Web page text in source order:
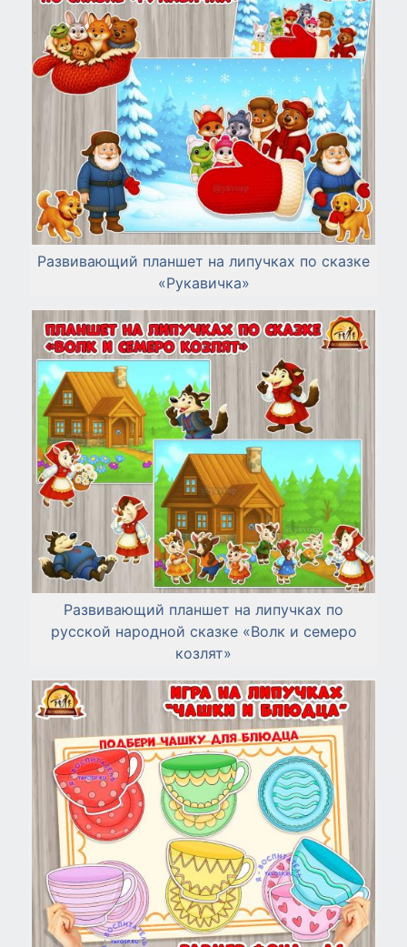
Развивающий планшет на липучках по сказке
«Рукавичка»
Развивающий планшет на липучках по
русской народной сказке «Волк и семеро
козлят»